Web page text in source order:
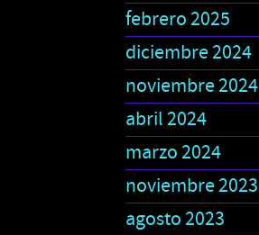
febrero 2025
diciembre 2024
noviembre 2024
abril 2024
marzo 2024
noviembre 2023
agosto 2023